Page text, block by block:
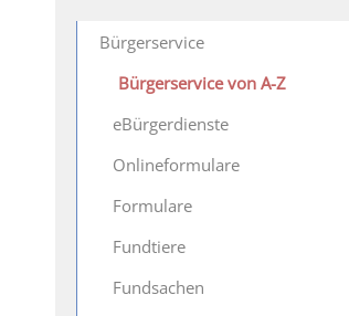
Bürgerservice
Bürgerservice von A-Z
eBürgerdienste
Onlineformulare
Formulare
Fundtiere
Fundsachen